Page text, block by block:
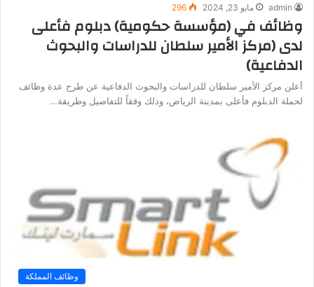
admin مايو 23, 2024 296
وظائف في (مؤسسة حكومية) دبلوم فأعلى
لدى (مركز الأمير سلطان للدراسات والبحوث
الدفاعية)
أعلن مركز الأمير سلطان للدراسات والبحوث الدفاعية عن طرح عدة وظائف
لحملة الدبلوم فأعلى بمدينة الرياض، وذلك وفقاً للتفاصيل وطريقة…
وظائف المملكة